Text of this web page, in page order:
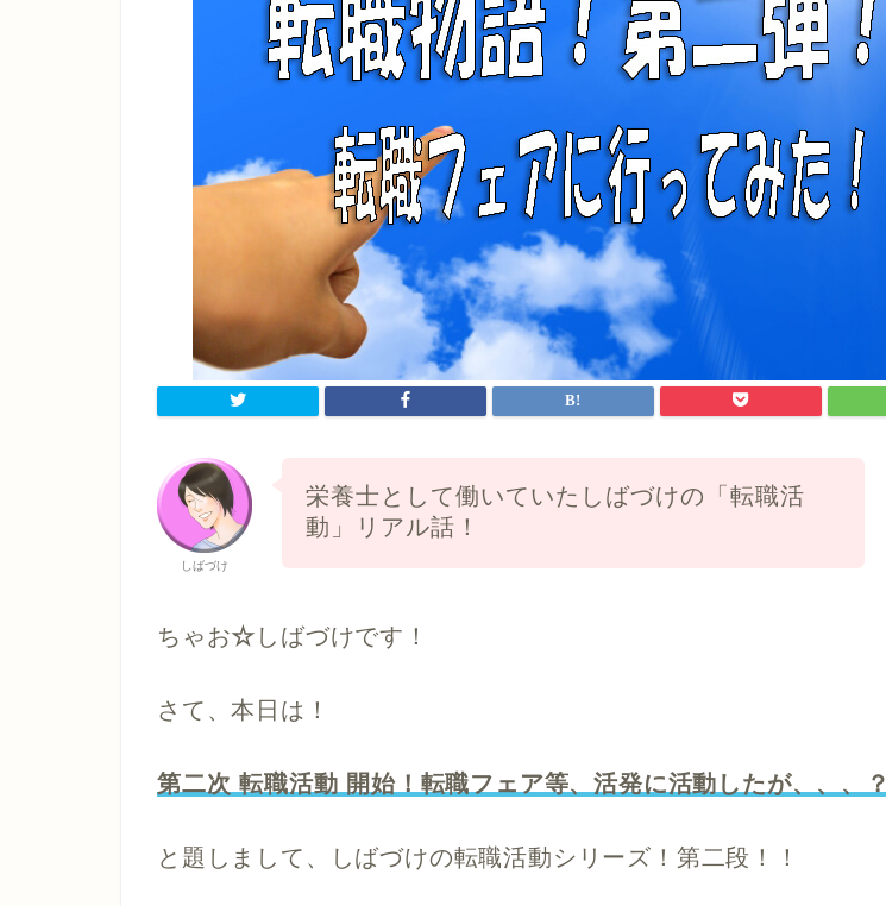
しばづけ
栄養士として働いていたしばづけの「転職活
動」リアル話！
ちゃお☆ しばづけです！
さて、本日は！
第二次 転職活動 開始！転職フェア等、活発に活動したが、、、？
と題しまして、 しばづけの転職活動シリーズ！第二段！！